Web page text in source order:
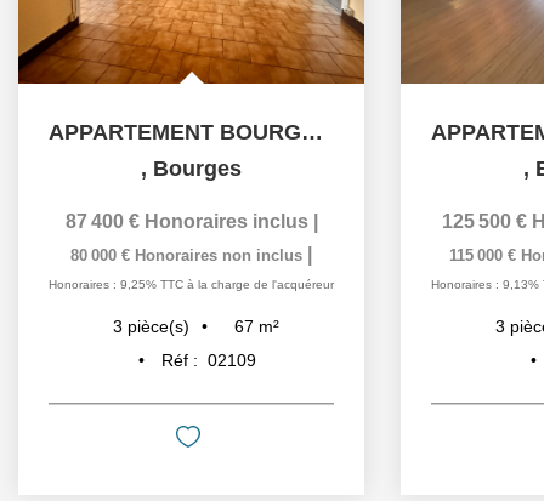
APPARTEMENT BOURGES - 3 pièce(s) - 67 m2
, Bourges
87 400 € Honoraires inclus
80 000 € Honoraires non inclus
Honoraires : 9,25% TTC à la charge de l'acquéreur
3 pièce(s) 67 m²
Réf : 02109
,
125 500 €
115 000 €
Honoraires : 9,13%
3